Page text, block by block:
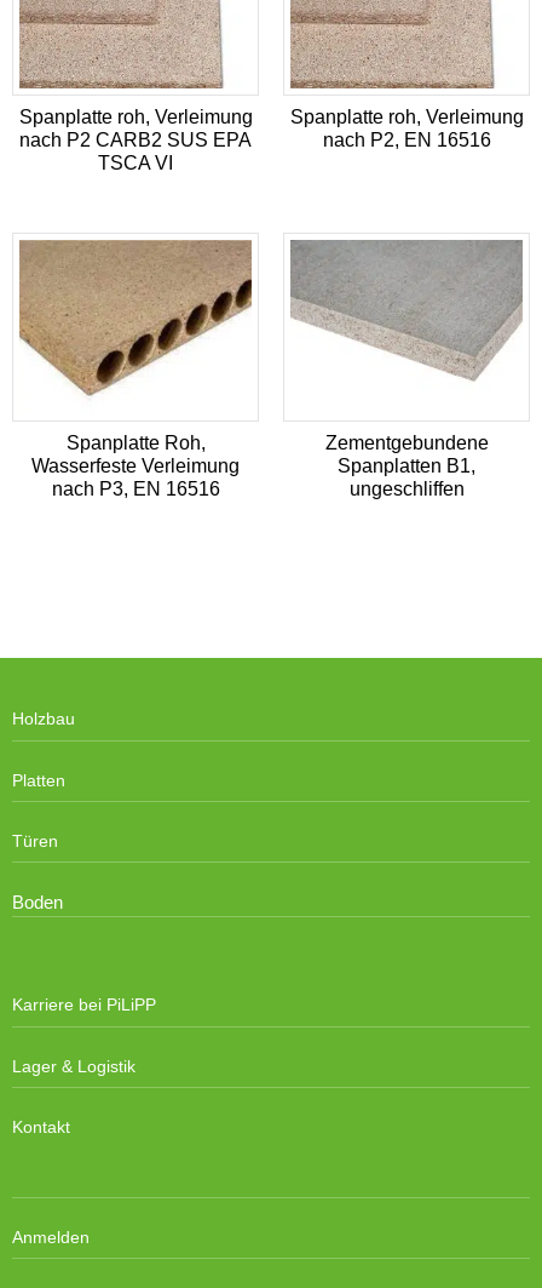
Spanplatte roh, Verleimung
nach P2 CARB2 SUS EPA
TSCA VI
Spanplatte roh, Verleimung
nach P2, EN 16516
Spanplatte Roh,
Wasserfeste Verleimung
nach P3, EN 16516
Zementgebundene
Spanplatten B1,
ungeschliffen
Holzbau
Platten
Türen
Boden
Karriere bei PiLiPP
Lager & Logistik
Kontakt
Anmelden